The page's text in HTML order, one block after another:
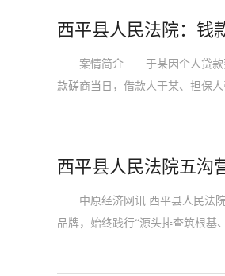
西平县人民法院：钱
案情简介 于某因个人贷款到
款磋商当日，借款人于某、担保
西平县人民法院五沟
中原经济网讯 西平县人民法院
品牌，始终践行“源头排查筑根基